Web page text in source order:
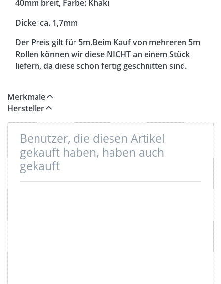
40mm breit, Farbe: Khaki
Dicke: ca. 1,7mm
Der Preis gilt für 5m.Beim Kauf von mehreren 5m
Rollen können wir diese NICHT an einem Stück
liefern, da diese schon fertig geschnitten sind.
Merkmale
Hersteller
Benutzer, die diesen Artikel
gekauft haben, haben auch
gekauft